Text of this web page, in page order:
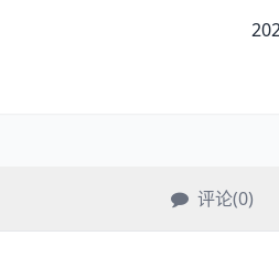
评论(0)